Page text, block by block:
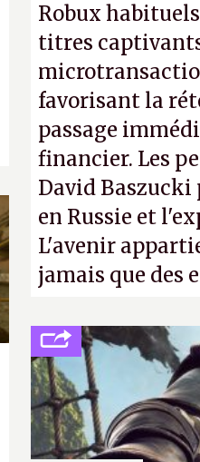
Robux
titres
favorisant la
passage
financier. Les
David Baszucki
en Russie et
L'avenir
jamais que des